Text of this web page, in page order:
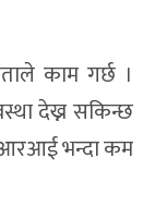
काम गर्छ ।
देख्न सकिन्छ
भन्दा कम